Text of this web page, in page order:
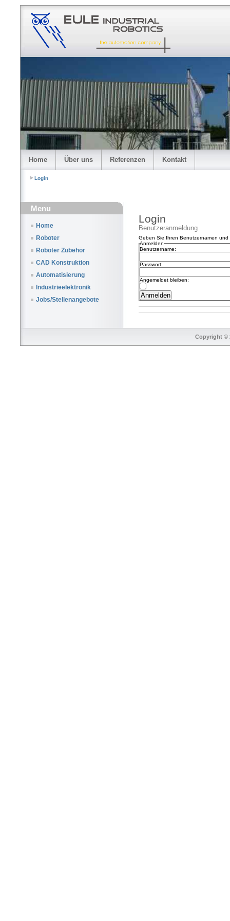
Home Über uns Referenzen Kontakt
Login
Menu
Home
Roboter
Roboter Zubehör
CAD Konstruktion
Automatisierung
Industrieelektronik
Jobs/Stellenangebote
Login
Benutzeranmeldung
Geben Sie Ihren Benutzernamen
Anmelden
Benutzername:
Passwort:
Angemeldet bleiben:
Copyright ©